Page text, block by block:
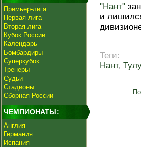
Премьер-лига
Первая лига
Вторая лига
Кубок России
Календарь
Бомбардиры
Суперкубок
Тренеры
Судьи
Стадионы
Сборная России
ЧЕМПИОНАТЫ:
Англия
Германия
Испания
"Нант"
и
Теги:
Нант,